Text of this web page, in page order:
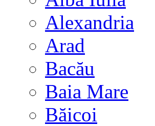
Alexandria
Arad
Bacău
Baia Mare
Băicoi